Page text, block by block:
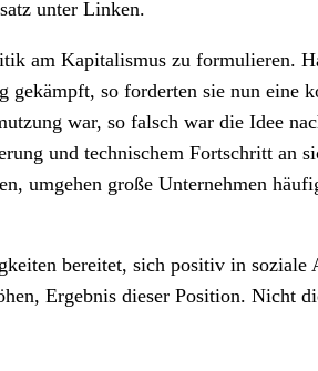
unter Linken.
am Kapitalismus zu formulieren.
gekämpft, so forderten sie nun
war, so falsch war die Idee
und technischem Fortschritt an
umgehen große Unternehmen
bereitet, sich positiv in soziale
Ergebnis dieser Position. Nicht